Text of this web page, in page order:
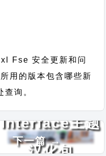
Fse 安全更新和问
用的版本包含哪些新
询。
下一篇 →
Interface主题
汉化包